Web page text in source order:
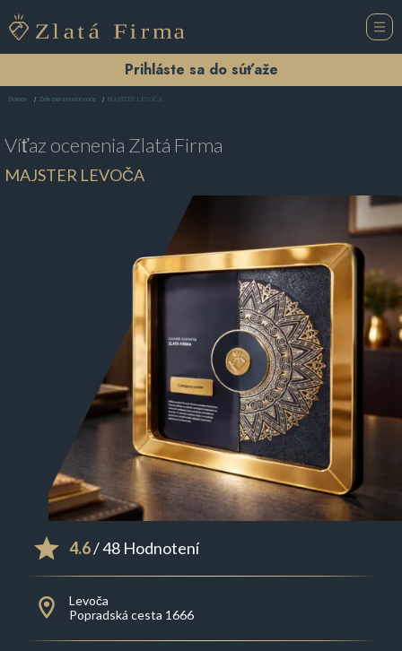
Prihláste sa do súťaže
Domov Železiarstvo Levoča MAJSTER LEVOČA
Víťaz ocenenia Zlatá Firma
MAJSTER LEVOČA
4.6/ 48 Hodnotení
Levoča
Popradská cesta 1666